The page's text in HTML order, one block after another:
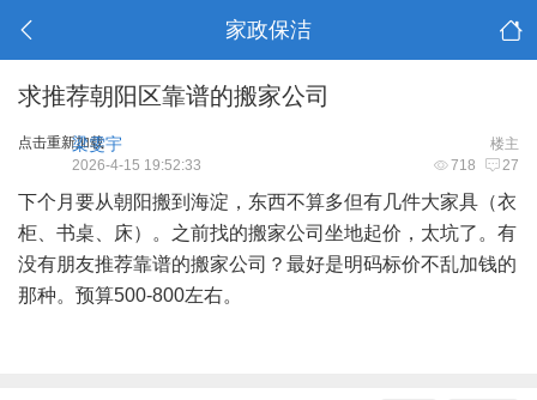
家政保洁
求推荐朝阳区靠谱的搬家公司
点击重新加载 楼主
梁雯宇
718 27
2026-4-15 19:52:33
下个月要从朝阳搬到海淀，东西不算多但有几件大家具（衣
柜、书桌、床）。之前找的搬家公司坐地起价，太坑了。有
没有朋友推荐靠谱的搬家公司？最好是明码标价不乱加钱的
那种。预算500-800左右。